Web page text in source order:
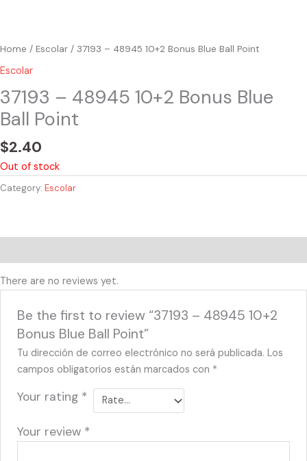
Home / Escolar / 37193 – 48945 10+2 Bonus Blue Ball Point
Escolar
37193 – 48945 10+2 Bonus Blue
Ball Point
$2.40
Out of stock
Category: Escolar
There are no reviews yet.
Be the first to review “37193 – 48945 10+2
Bonus Blue Ball Point”
Tu dirección de correo electrónico no será publicada. Los
campos obligatorios están marcados con *
Your rating *
Your review *